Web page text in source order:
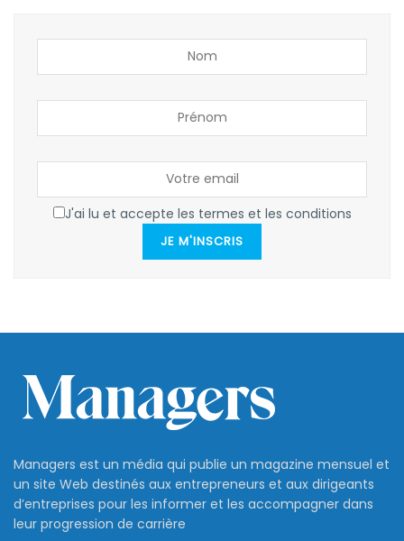
J'ai lu et accepte les termes et les conditions
JE M'INSCRIS
Managers est un média qui publie un magazine mensuel et
un site Web destinés aux entrepreneurs et aux dirigeants
d’entreprises pour les informer et les accompagner dans
leur progression de carrière